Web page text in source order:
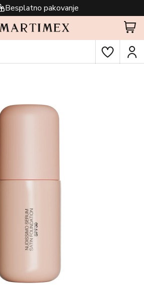
Besplatno pakovanje